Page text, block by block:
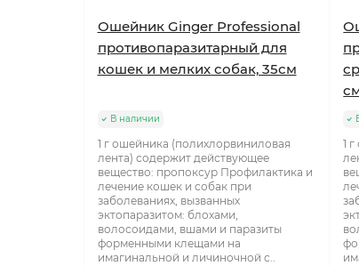
Ошейник Ginger Professional
противопаразитарный для
кошек и мелких собак, 35см
В наличии
1 г ошейника (полихлорвиниловая
лента) содержит действующее
вещество: пропоксур Профилактика и
лечение кошек и собак при
заболеваниях, вызванных
эктопаразитом: блохами,
волосоидами, вшами и паразиты
форменными клещами на
имагинальной и личиночной с..
1